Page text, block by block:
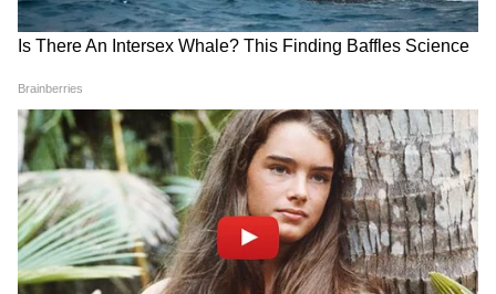
मिचेल स्टार्क की 9 साल बाद आईपीएल में वापसी और
कोलकाता नाइट राइडर्स ने लगाया 24.75cr. का दांव
RECOMMENDED STORIES